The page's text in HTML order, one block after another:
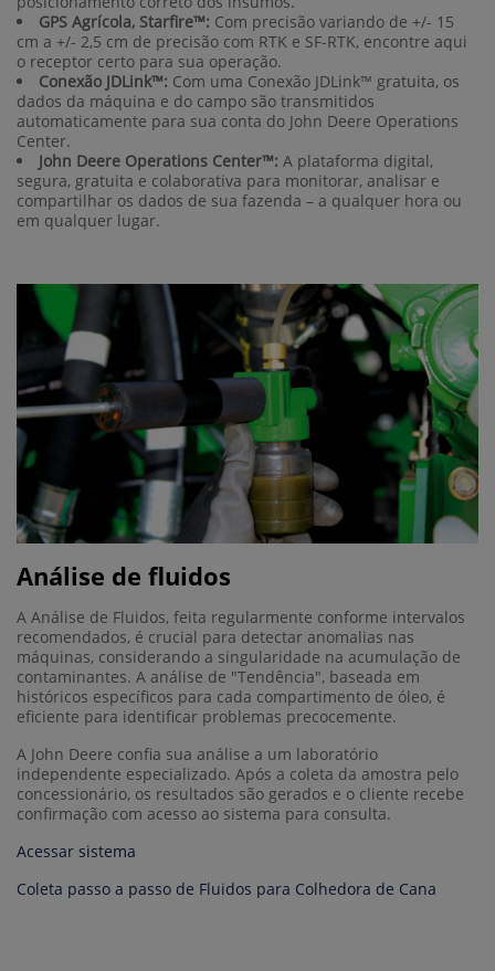
GPS Agrícola, Starfire™: Com precisão variando de +/- 15
cm a +/- 2,5 cm de precisão com RTK e SF-RTK, encontre aqui
o receptor certo para sua operação.
Conexão JDLink™: Com uma Conexão JDLink™ gratuita, os
dados da máquina e do campo são transmitidos
automaticamente para sua conta do John Deere Operations
Center.
John Deere Operations Center™: A plataforma digital,
segura, gratuita e colaborativa para monitorar, analisar e
compartilhar os dados de sua fazenda – a qualquer hora ou
em qualquer lugar.
Análise de fluidos
A Análise de Fluidos, feita regularmente conforme intervalos
recomendados, é crucial para detectar anomalias nas
máquinas, considerando a singularidade na acumulação de
contaminantes. A análise de "Tendência", baseada em
históricos específicos para cada compartimento de óleo, é
eficiente para identificar problemas precocemente.
A John Deere confia sua análise a um laboratório
independente especializado. Após a coleta da amostra pelo
concessionário, os resultados são gerados e o cliente recebe
confirmação com acesso ao sistema para consulta.
Acessar sistema
Coleta passo a passo de Fluidos para Colhedora de Cana